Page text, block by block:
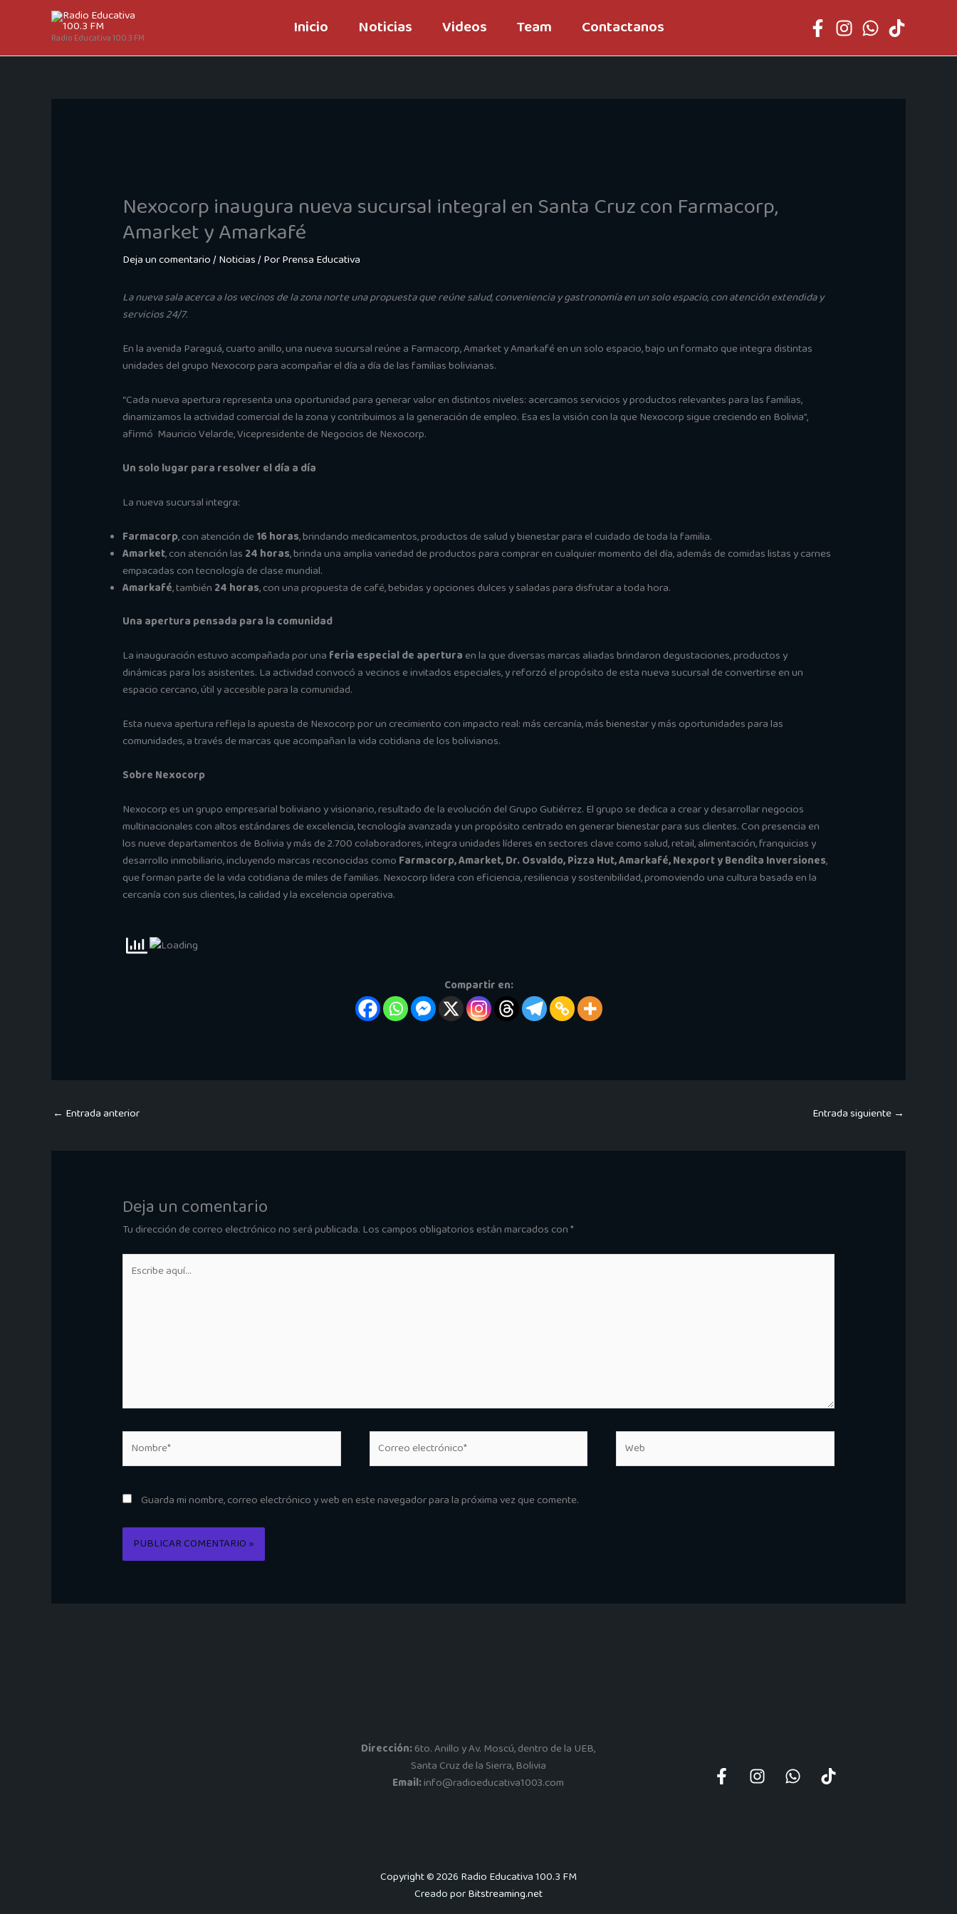
Radio Educativa 100.3 FM Inicio Noticias Videos Team Contactanos
Nexocorp inaugura nueva sucursal integral en Santa Cruz con Farmacorp,
Amarket y Amarkafé
Deja un comentario/Noticias/ PorPrensa Educativa
La nueva sala acerca a los vecinos de la zona norte una propuesta que reúne salud, conveniencia y gastronomía en un solo espacio, con atención extendida y
servicios 24/7.
En la avenida Paraguá, cuarto anillo, una nueva sucursal reúne a Farmacorp, Amarket y Amarkafé en un solo espacio, bajo un formato que integra distintas
unidades del grupo Nexocorp para acompañar el día a día de las familias bolivianas.
“Cada nueva apertura representa una oportunidad para generar valor en distintos niveles: acercamos servicios y productos relevantes para las familias,
dinamizamos la actividad comercial de la zona y contribuimos a la generación de empleo. Esa es la visión con la que Nexocorp sigue creciendo en Bolivia”,
afirmó Mauricio Velarde, Vicepresidente de Negocios de Nexocorp.
Un solo lugar para resolver el día a día
La nueva sucursal integra:
Farmacorp, con atención de16 horas, brindando medicamentos, productos de salud y bienestar para el cuidado de toda la familia.
Amarket, con atención las 24 horas, brinda una amplia variedad de productos para comprar en cualquier momento del día, además de comidas listas y carnes
empacadas con tecnología de clase mundial.
Amarkafé, también 24 horas, con una propuesta de café, bebidas y opciones dulces y saladas para disfrutar a toda hora.
Una apertura pensada para la comunidad
La inauguración estuvo acompañada por una feria especial de apertura en la que diversas marcas aliadas brindaron degustaciones, productos y
dinámicas para los asistentes. La actividad convocó a vecinos e invitados especiales, y reforzó el propósito de esta nueva sucursal de convertirse en un
espacio cercano, útil y accesible para la comunidad.
Esta nueva apertura refleja la apuesta de Nexocorp por un crecimiento con impacto real: más cercanía, más bienestar y más oportunidades para las
comunidades, a través de marcas que acompañan la vida cotidiana de los bolivianos.
Sobre Nexocorp
Nexocorp es un grupo empresarial boliviano y visionario, resultado de la evolución del Grupo Gutiérrez. El grupo se dedica a crear y desarrollar negocios
multinacionales con altos estándares de excelencia, tecnología avanzada y un propósito centrado en generar bienestar para sus clientes. Con presencia en
los nueve departamentos de Bolivia y más de 2.700 colaboradores, integra unidades líderes en sectores clave como salud, retail, alimentación, franquicias y
desarrollo inmobiliario, incluyendo marcas reconocidas como Farmacorp, Amarket, Dr. Osvaldo, Pizza Hut, Amarkafé, Nexport y Bendita Inversiones,
que forman parte de la vida cotidiana de miles de familias. Nexocorp lidera con eficiencia, resiliencia y sostenibilidad, promoviendo una cultura basada en la
cercanía con sus clientes, la calidad y la excelencia operativa.
Compartir en:
← Entrada anterior Entrada siguiente →
Deja un comentario
Tu dirección de correo electrónico no será publicada. Los campos obligatorios están marcados con*
aquí...
electrónico*
Guarda mi nombre, correo electrónico y web en este navegador para la próxima vez que comente.
Dirección:6to. Anillo y Av. Moscú, dentro de la UEB,
Santa Cruz de la Sierra, Bolivia
Email:info@radioeducativa1003.com
Copyright © 2026 Radio Educativa 100.3 FM
Creado porBitstreaming.net